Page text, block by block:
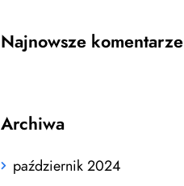
Najnowsze komentarze
Archiwa
październik 2024